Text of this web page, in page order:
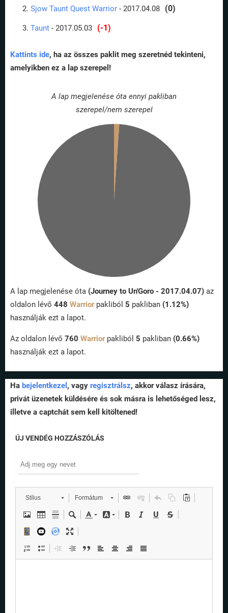
Sjow Taunt Quest Warrior - 2017.04.08 (0)
Taunt - 2017.05.03 (-1)
Kattints ide, ha az összes paklit meg szeretnéd tekinteni,
amelyikben ez a lap szerepel!
A lap megjelenése óta ennyi pakliban
szerepel/nem szerepel
A lap megjelenése óta (Journey to Un'Goro - 2017.04.07) az
oldalon lévő 448 Warriorpakliból 5 pakliban (1.12%)
használják ezt a lapot.
Az oldalon lévő 760 Warriorpakliból 5 pakliban (0.66%)
használják ezt a lapot.
Ha bejelentkezel , vagy regisztrálsz, akkor válasz írására,
privát üzenetek küldésére és sok másra is lehetőséged lesz,
illetve a captchát sem kell kitöltened!
ÚJ VENDÉG HOZZÁSZÓLÁS
Stílus Formátum